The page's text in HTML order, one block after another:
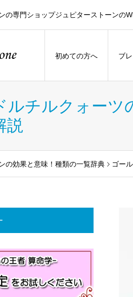
の専門ショップジュピターストーンの
初めての方へ ブ
ルチルクォーツ
説
の効果と意味！種類の一覧辞典 ゴー